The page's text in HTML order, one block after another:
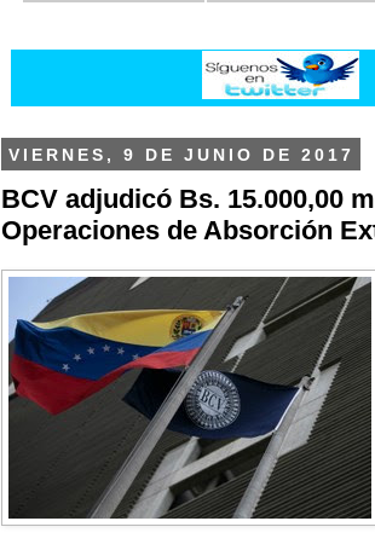
VIERNES, 9 DE JUNIO DE 2017
BCV adjudicó Bs. 15.000,00
Operaciones de Absorción